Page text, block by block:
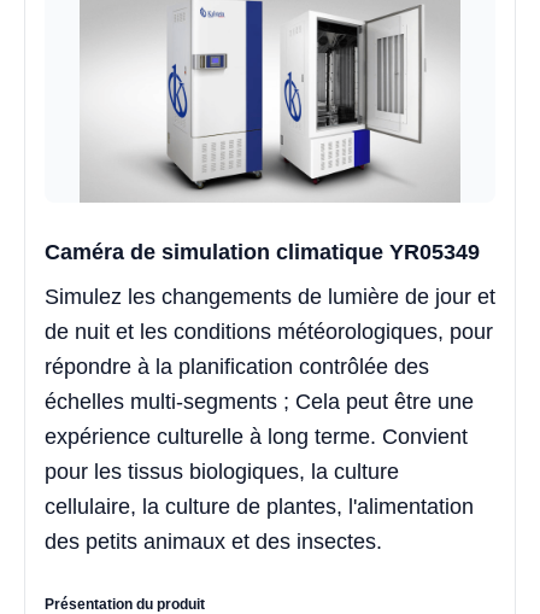
Caméra de simulation climatique YR05349
Simulez les changements de lumière de jour et
de nuit et les conditions météorologiques, pour
répondre à la planification contrôlée des
échelles multi-segments ; Cela peut être une
expérience culturelle à long terme. Convient
pour les tissus biologiques, la culture
cellulaire, la culture de plantes, l'alimentation
des petits animaux et des insectes.
Présentation du produit